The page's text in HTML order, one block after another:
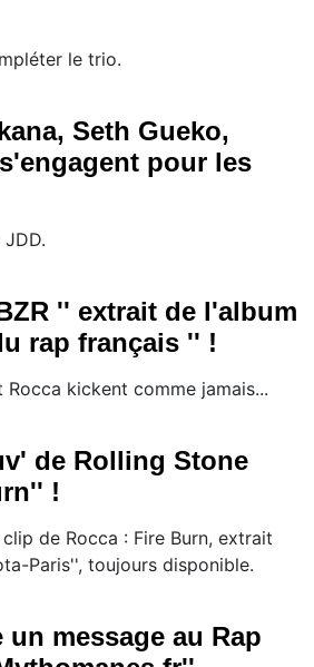
le trio.
Seth Gueko,
pour les
'' extrait de l'album
rap français '' !
Rocca kickent comme jamais...
de Rolling Stone
!
de Rocca : Fire Burn, extrait
Paris'', toujours disponible.
un message au Rap